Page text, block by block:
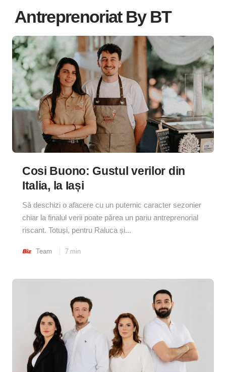
Antreprenoriat By BT
Cosi Buono: Gustul verilor din
Italia, la Iași
Să deschizi o afacere cu un puternic caracter sezonier
chiar la finalul verii poate părea un pariu antreprenorial
riscant. Totuși, pentru Raluca și...
Team 7 min